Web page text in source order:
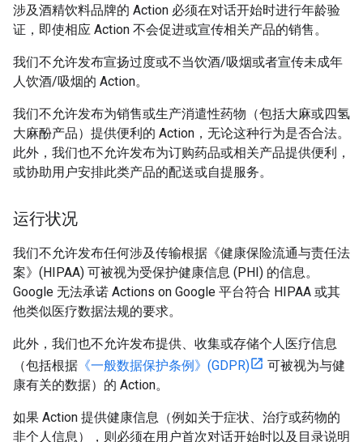
涉及酒精饮料品牌的 Action 必须在对话开始时进行年龄验
证，即使相应 Action 不会促进或宣传相关产品的销售。
我们不允许发布宣扬过度或不当饮酒/吸烟或者宣传未成年
人饮酒/吸烟的 Action。
我们不允许发布为销售或生产消遣性药物（包括大麻或四氢
大麻酚产品）提供便利的 Action，无论这种行为是否合法。
此外，我们也不允许发布为订购药品或相关产品提供便利，
或协助用户安排此类产品的配送或自提服务。
运行状况
我们不允许发布任何涉及传输根据《健康保险流通与责任法
案》(HIPAA) 可被视为受保护健康信息 (PHI) 的信息。
Google 无法承诺 Actions on Google 平台符合 HIPAA 或其
他类似医疗数据法规的要求。
此外，我们也不允许发布提供、收集或存储个人医疗信息
（包括根据 《一般数据保护条例》(GDPR)
可被视为与健
康有关的数据）的 Action。
如果 Action 提供健康信息（例如关于症状、治疗或药物的
非个人信息），则必须在用户首次对话开始时以及目录说明